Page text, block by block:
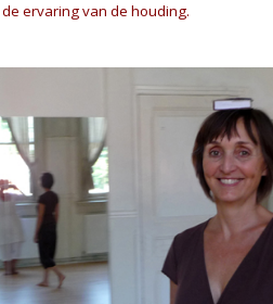
ervaring van de houding.